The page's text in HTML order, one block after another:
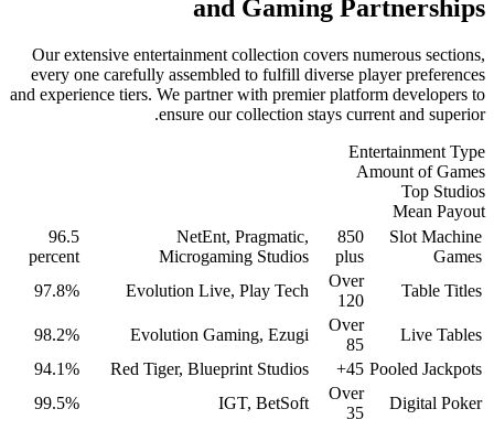
Our extensive
every one
and experience tiers.
96.5
percent
97.8%
98.2%
Red
94.1%
99.5%